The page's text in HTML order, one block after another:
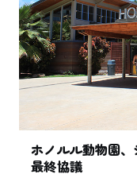
ホノルル動物園
最終協議